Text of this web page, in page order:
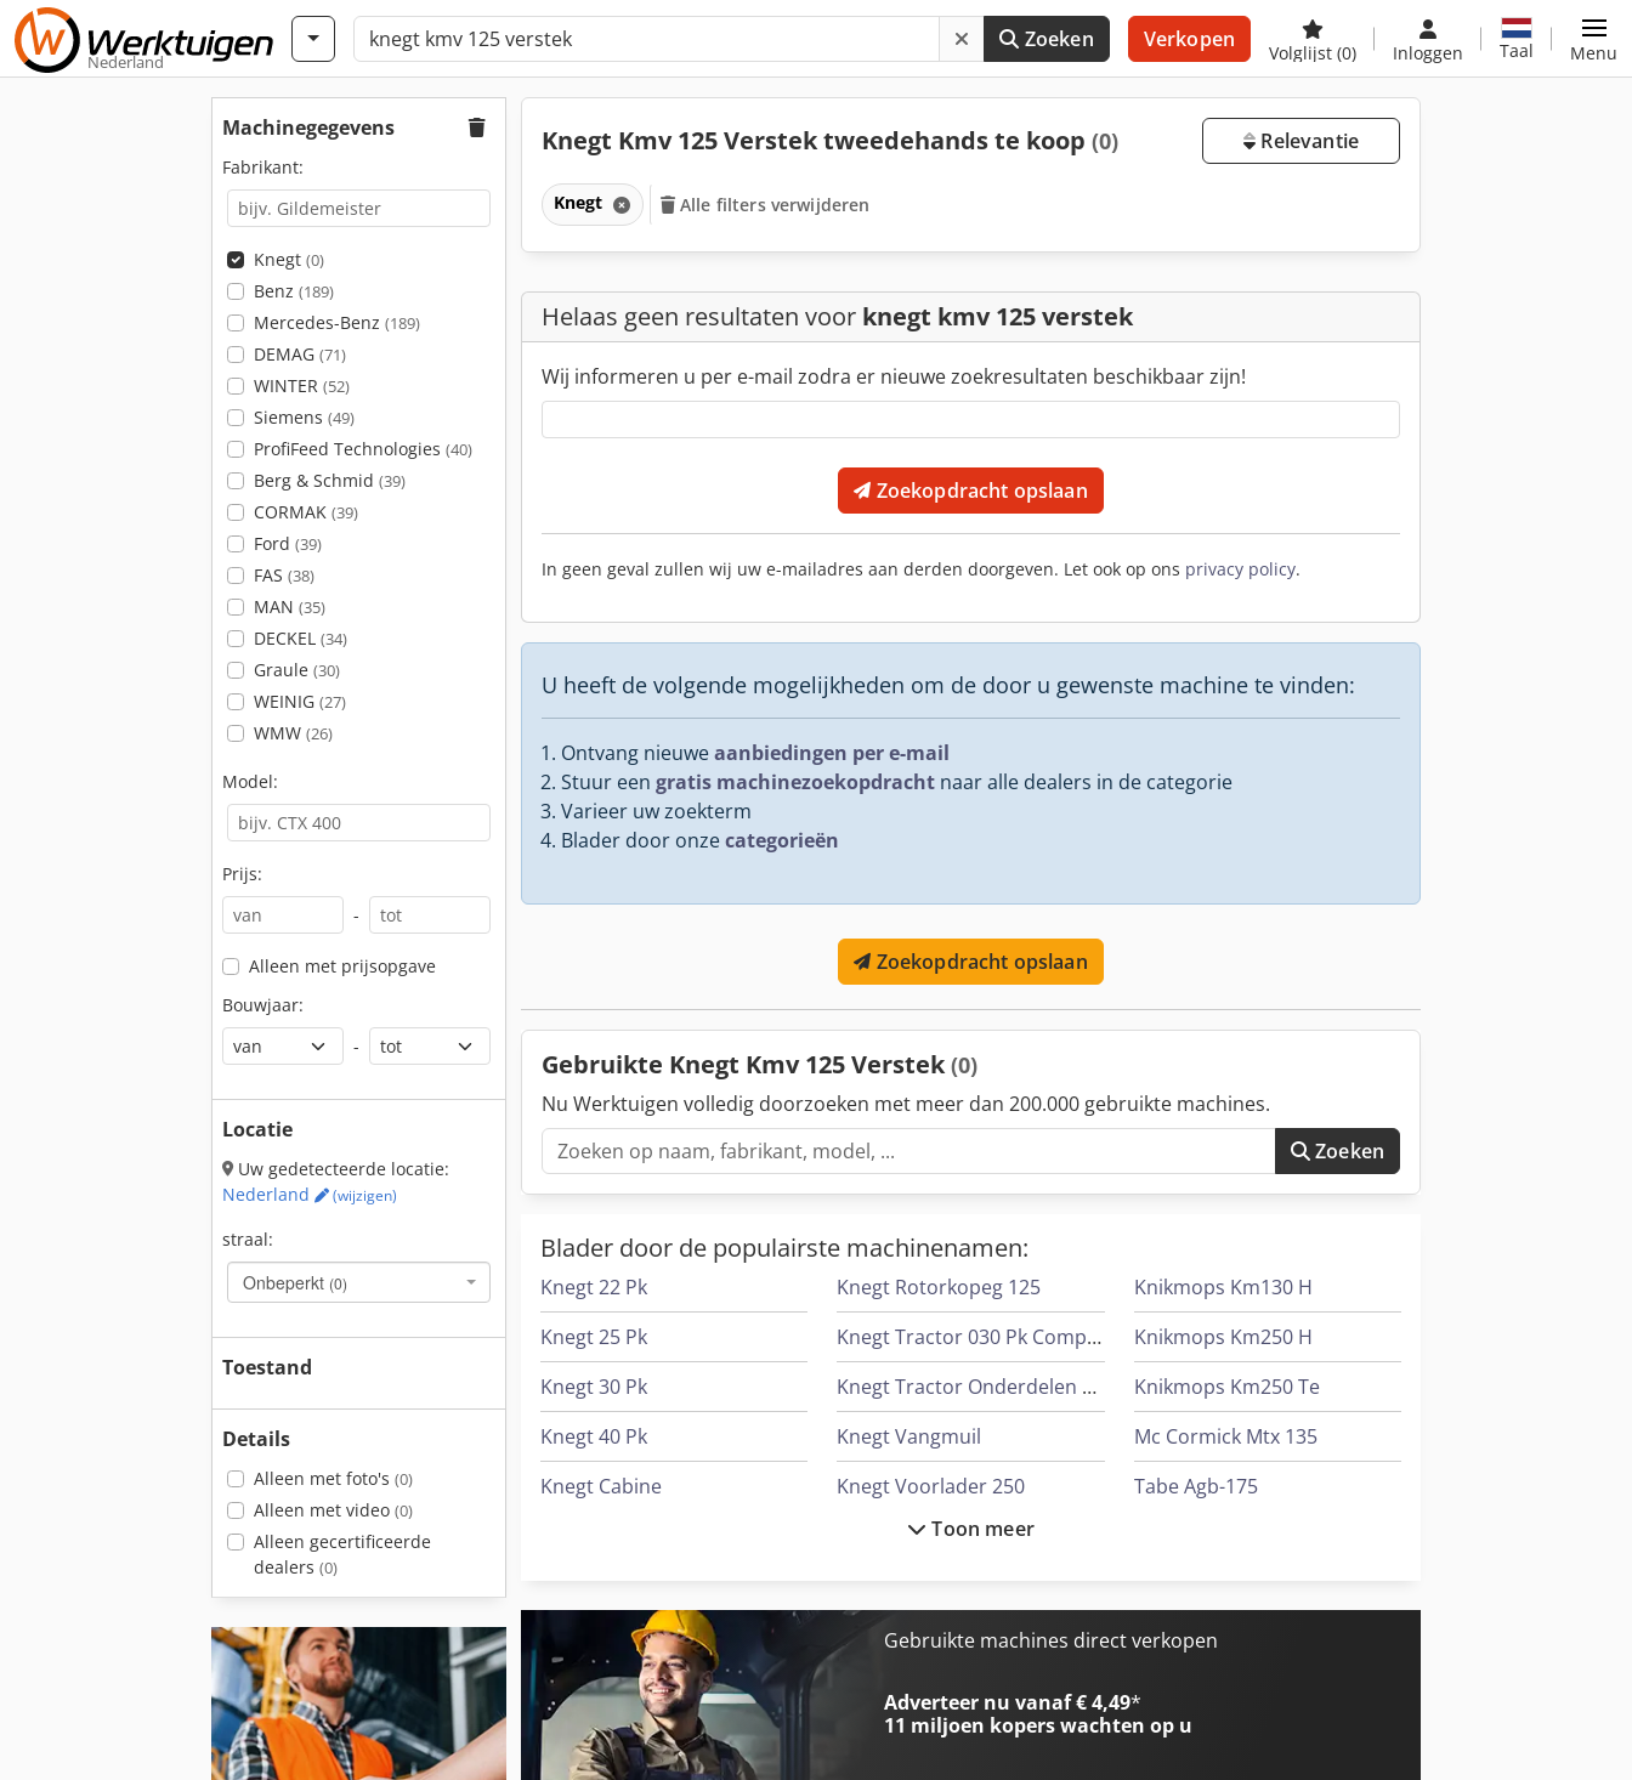
Nederland
Zoeken Verkopen
Volglijst (0) Inloggen Taal Menu
Machinegegevens
Fabrikant:
Knegt (0)
Benz (189)
Mercedes-Benz (189)
DEMAG (71)
WINTER (52)
Siemens (49)
ProfiFeed Technologies (40)
Berg & Schmid (39)
CORMAK (39)
Ford (39)
FAS (38)
MAN (35)
DECKEL (34)
Graule (30)
WEINIG (27)
WMW (26)
Model:
Prijs:
-
Alleen met prijsopgave
Bouwjaar:
-
Locatie
Uw gedetecteerde locatie:
Nederland
(wijzigen)
straal:
Onbeperkt (0)
Toestand
Details
Alleen met foto's (0)
Alleen met video (0)
Alleen gecertificeerde
dealers (0)
Knegt Kmv 125 Verstek tweedehands te koop (0) Relevantie
Knegt Alle filters verwijderen
Helaas geen resultaten voor knegt kmv 125 verstek
Wij informeren u per e-mail zodra er nieuwe zoekresultaten beschikbaar zijn!
Zoekopdracht opslaan
In geen geval zullen wij uw e-mailadres aan derden doorgeven. Let ook op ons privacy policy.
U heeft de volgende mogelijkheden om de door u gewenste machine te vinden:
Ontvang nieuweaanbiedingen per e-mail
Stuur een gratis machinezoekopdracht naar alle dealers in de categorie
Varieer uw zoekterm
Blader door onzecategorieën
Zoekopdracht opslaan
Gebruikte Knegt Kmv 125 Verstek (0)
Nu Werktuigen volledig doorzoeken met meer dan 200.000 gebruikte machines.
Zoeken
Blader door de populairste machinenamen:
Knegt 22 Pk
Knegt 25 Pk
Knegt 30 Pk
Knegt 40 Pk
Knegt Cabine
Knegt Kmv 145 Verstek
Knegt Kmvhd 140 Verstek
Knegt Rotorkopeg 125
Knegt Tractor 030 Pk Compact
Knegt Tractor Onderdelen Chassis /Aandrijflijn
Knegt Vangmuil
Knegt Voorlader 250
Knegt Wb 120
Knegt Wb 180
Knikmops Km130 H
Knikmops Km250 H
Knikmops Km250 Te
Mc Cormick Mtx 135
Tabe Agb-175
Toon meer
Gebruikte machines direct verkopen
Adverteer nu vanaf € 4,49*
11 miljoen koperswachten op u